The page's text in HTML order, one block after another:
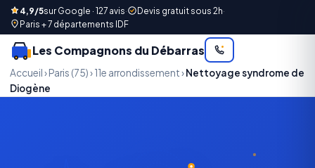
4,9/5sur Google · 127 avis· Devis gratuit sous 2h·
Paris + 7 départements IDF
Les Compagnons du Débarras
Accueil› Paris (75)› 11e arrondissement› Nettoyage syndrome de
Diogène